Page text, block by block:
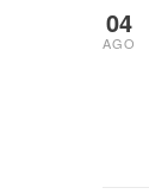
04
AGO